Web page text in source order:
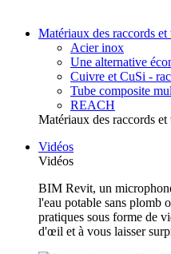
Matériaux des raccords et
Acier inox
Une alternative
Cuivre et CuSi -
Tube composite
REACH
Matériaux des raccords et
Vidéos
Vidéos
BIM Revit, un
l'eau potable sans plomb
pratiques sous forme de
d'œil et à vous laisser